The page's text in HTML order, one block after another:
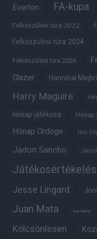
Everton FA-kupa
Felkészülési túra 2022
Felkészülési túra 2024
Felkészülési túra 2026
Glazer Hannibal Mejbri
Harry Maguire
Hónap játékosa
Hónap Ördöge Hull
Jadon Sancho
Játékosértékelés
Jesse Lingard
Juan Mata Karl Darlow
Kölcsönlesen